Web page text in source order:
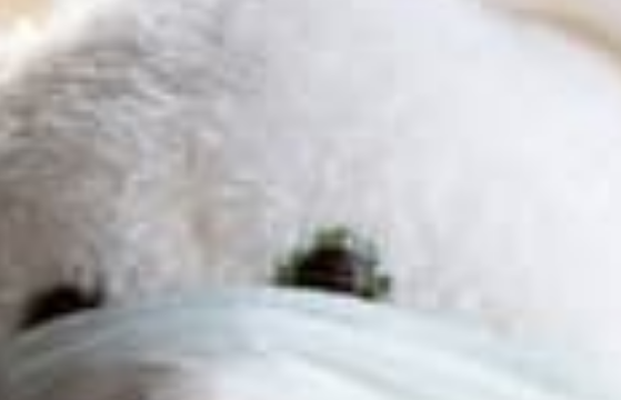
giornalista,
di Open Group,
dell’Area
progetto
Regione Emilia
occupata di
educazione ai
coordinatrice
0-6 di Open
tavolo e-bit